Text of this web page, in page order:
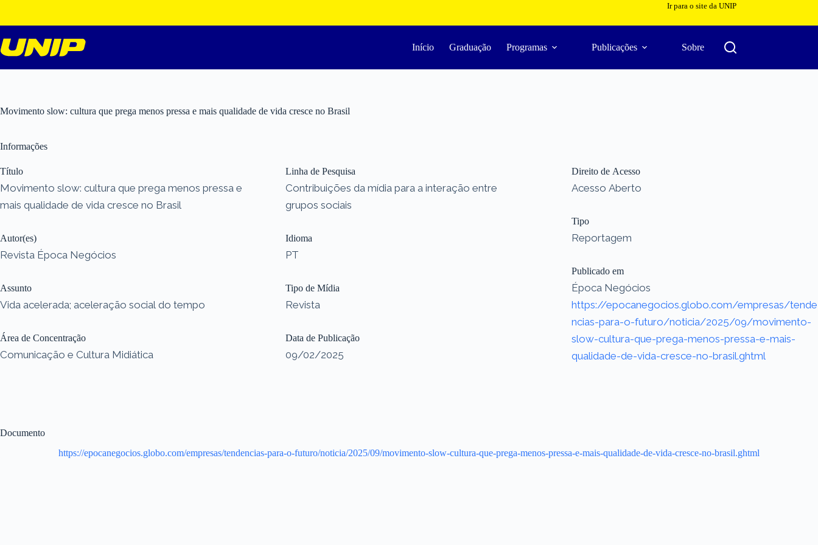
o
conteúdo
Ir para o site da UNIP
Início Graduação Programas Publicações Sobre
Movimento slow: cultura que prega menos pressa e mais qualidade de vida cresce no Brasil
Documento
https://epocanegocios.globo.com/empresas/tendencias-para-o-futuro/noticia/2025/09/movimento-slow-cultura-que-prega-menos-pressa-e-mais-qualidade-de-vida-cresce-no-brasil.ghtml
Informações
Título
Movimento slow: cultura que prega menos pressa e
mais qualidade de vida cresce no Brasil
Autor(es)
Revista Época Negócios
Assunto
Vida acelerada; aceleração social do tempo
Área de Concentração
Comunicação e Cultura Midiática
Linha de Pesquisa
Contribuições da mídia para a interação entre
grupos sociais
Idioma
PT
Tipo de Mídia
Revista
Data de Publicação
09/02/2025
Direito de Acesso
Acesso Aberto
Tipo
Reportagem
Publicado em
Época Negócios
https://epocanegocios.globo.com/empresas/tende
ncias-para-o-futuro/noticia/2025/09/movimento-
slow-cultura-que-prega-menos-pressa-e-mais-
qualidade-de-vida-cresce-no-brasil.ghtml